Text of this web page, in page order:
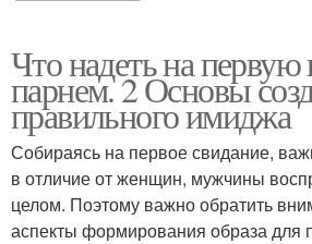
Что надеть на первую
парнем. 2 Основы
правильного имиджа
Собираясь на первое свидание,
в отличие от женщин, мужчины
целом. Поэтому важно обратить
аспекты формирования образа для